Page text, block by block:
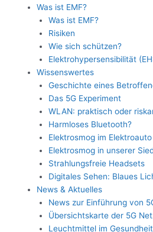
Was ist EMF?
Was ist EMF?
Risiken
Wie sich schützen?
Elektrohypersensibilität
Wissenswertes
Geschichte eines
Das 5G Experiment
WLAN: praktisch oder
Harmloses Bluetooth?
Elektrosmog im Elektroauto
Elektrosmog in unserer
Strahlungsfreie Headsets
Digitales Sehen: Blaues
News & Aktuelles
News zur Einführung von
Übersichtskarte der 5G
Leuchtmittel im